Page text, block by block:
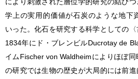
学上の実用的価値が石炭のような地下
いった。化石を研究する科学としての〈
1834年にド・ブレンビルDucrotay de
イムFischer von Waldheimによりほぼ
の研究では生物の歴史が大局的には前